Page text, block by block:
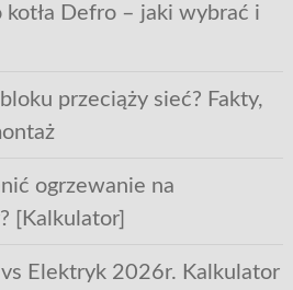
Defro – jaki wybrać i
przeciąży sieć? Fakty,
ogrzewanie na
[Kalkulator]
Elektryk 2026r. Kalkulator